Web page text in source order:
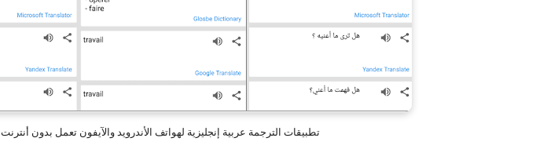
تطبيقات الترجمة عربية إنجليزية لهواتف الأندرويد والآيفون تعمل بدون أنترنت